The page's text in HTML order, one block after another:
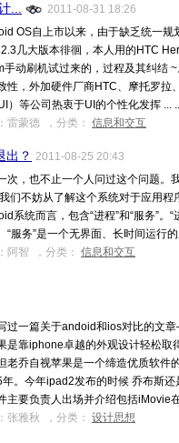
...
2011-08-31 18:26
OS自上市以来，由于缺乏统一
几大版本徘徊，本人用的HTC
手动刷机试过来的，过程及其纠结
性，外加硬件厂商HTC、摩托罗拉
）等公司热衷于UI的个性化发挥 ...
雷蒙德 ，分类： 信息和交互
出？ 2011-08-25 20:43
次，也不止一个人问过这个问题。
们不妨从了解这个系统对于应用
系统而言，包含“进程”和“服务”。
“服务”是一个无界面、长时间运行
阿智 ，分类： 信息和交互
过一篇关于andoid和ios对比的文
是靠iphone卓越的外观设计轻松
老乔自视苹果是一个缔造优质软件
年。今年ipad2发布的时候 乔布斯
主要负责人出场并介绍包括iMovie
张雅秋 ，分类： 设计思想